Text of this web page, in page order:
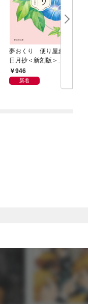
夢おくり 便り屋お葉
日月抄＜新刻版＞
［1］
946
新着